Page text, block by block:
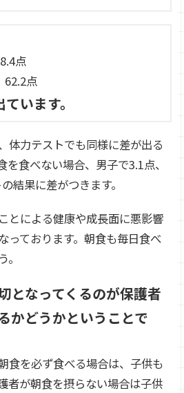
点
点
います。
体力テストでも同様に差が出る
食べない場合、男子で3.1点、
結果に差がつきます。
とによる健康や成長面に悪影響
っております。朝食も毎日食べ
となってくるのが保護者
かどうかということで
食を必ず食べる場合は、子供も
者が朝食を摂らない場合は子供